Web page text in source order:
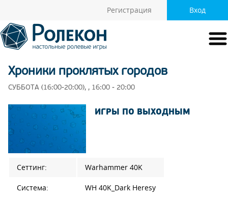
Вход
Регистрация
Хроники проклятых городов
СУББОТА (16:00-20:00), , 16:00 - 20:00
ИГРЫ ПО ВЫХОДНЫМ
Сеттинг: Warhammer 40K
Система: WH 40K_Dark Heresy